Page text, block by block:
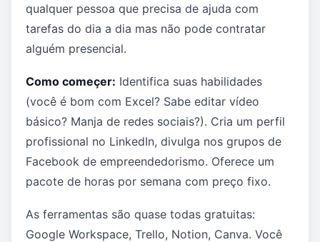
qualquer pessoa que precisa de ajuda com
tarefas do dia a dia mas não pode contratar
alguém presencial.
Como começer: Identifica suas habilidades
(você é bom com Excel? Sabe editar vídeo
básico? Manja de redes sociais?). Cria um perfil
profissional no LinkedIn, divulga nos grupos de
Facebook de empreendedorismo. Oferece um
pacote de horas por semana com preço fixo.
As ferramentas são quase todas gratuitas:
Google Workspace, Trello, Notion, Canva. Você